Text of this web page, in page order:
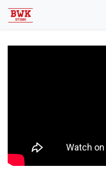
Eaubonne 2019